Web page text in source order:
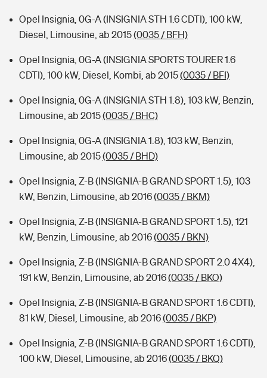
Opel Insignia, 0G-A (INSIGNIA STH 1.6 CDTI), 100 kW,
Diesel, Limousine, ab 2015(0035 / BFH)
Opel Insignia, 0G-A (INSIGNIA SPORTS TOURER 1.6
CDTI), 100 kW, Diesel, Kombi, ab 2015(0035 / BFI)
Opel Insignia, 0G-A (INSIGNIA STH 1.8), 103 kW, Benzin,
Limousine, ab 2015(0035 / BHC)
Opel Insignia, 0G-A (INSIGNIA 1.8), 103 kW, Benzin,
Limousine, ab 2015(0035 / BHD)
Opel Insignia, Z-B (INSIGNIA-B GRAND SPORT 1.5), 103
kW, Benzin, Limousine, ab 2016(0035 / BKM)
Opel Insignia, Z-B (INSIGNIA-B GRAND SPORT 1.5), 121
kW, Benzin, Limousine, ab 2016(0035 / BKN)
Opel Insignia, Z-B (INSIGNIA-B GRAND SPORT 2.0 4X4),
191 kW, Benzin, Limousine, ab 2016(0035 / BKO)
Opel Insignia, Z-B (INSIGNIA-B GRAND SPORT 1.6 CDTI),
81 kW, Diesel, Limousine, ab 2016(0035 / BKP)
Opel Insignia, Z-B (INSIGNIA-B GRAND SPORT 1.6 CDTI),
100 kW, Diesel, Limousine, ab 2016(0035 / BKQ)